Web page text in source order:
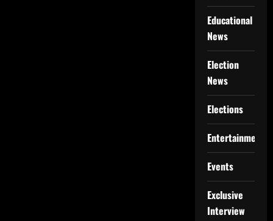
Educational
News
Election
News
Elections
Entertainment
Events
Exclusive
Interview